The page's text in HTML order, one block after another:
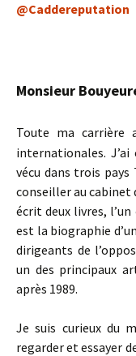
@Caddereputation
Monsieur
Toute ma carrière
internationales.
vécu dans trois pays
conseiller au cabinet
écrit deux livres,
est la biographie
dirigeants de
un des principaux
après 1989.
Je suis curieux du
regarder et essayer